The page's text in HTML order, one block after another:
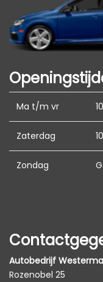
Elektrisch
Elektrische
Lederen
Stuur en
Voorstoelen
Voorstoelen
Ma t/m vr
Zaterdag
Zondag
Autobedrijf
Rozenobel 25